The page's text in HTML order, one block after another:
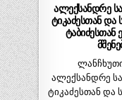
ალექსანდრე
ტიკაძესთან და
ალექსანდრე
ტიკაძესთან და